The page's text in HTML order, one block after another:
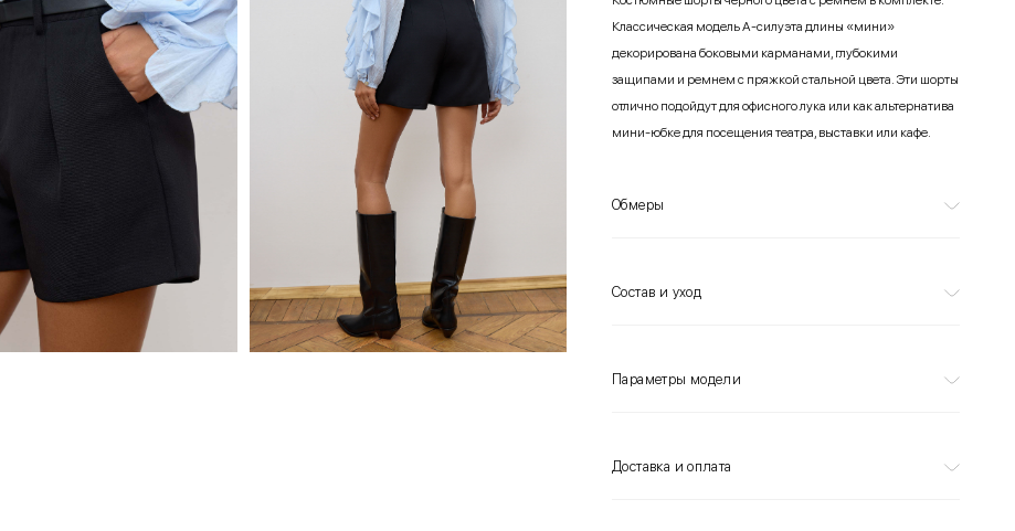
Классическая модель А-силуэта длины «мини»
декорирована боковыми карманами, глубокими
защипами и ремнем с пряжкой стальной цвета. Эти шорты
отлично подойдут для офисного лука или как альтернатива
мини-юбке для посещения театра, выставки или кафе.
Обмеры
Состав и уход
Параметры модели
Доставка и оплата